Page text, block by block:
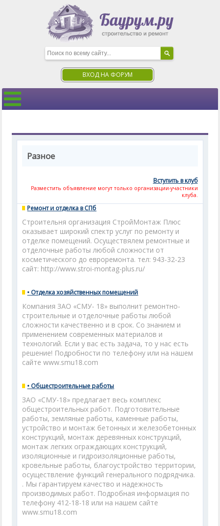
ВХОД НА ФОРУМ
Разное
Вступить в клуб
Разместить объявление могут только организации-участники
клуба.
Ремонт и отделка в СПб
Строительня организация СтройМонтаж Плюс
оказывает широкий спектр услуг по ремонту и
отделке помещений. Осуществялем ремонтные и
отделочные работы любой сложности от
косметического до евроремонта. тел: 943-32-23
сайт: http://www.stroi-montag-plus.ru/
• Отделка хозяйственных помещений
Компания ЗАО «СМУ- 18» выполнит ремонтно-
строительные и отделочные работы любой
сложности качественно и в срок. Со знанием и
применением современных материалов и
технологий. Если у вас есть задача, то у нас есть
решение! Подробности по телефону или на нашем
сайте www.smu18.com
• Общестроительные работы
ЗАО «СМУ-18» предлагает весь комплекс
общестроительных работ. Подготовительные
работы, земляные работы, каменные работы,
устройство и монтаж бетонных и железобетонных
конструкций, монтаж деревянных конструкций,
монтаж легких ограждающих конструкций,
изоляционные и гидроизоляционные работы,
кровельные работы, благоустройство территории,
осуществление функций генерального подрядчика.
. Мы гарантируем качество и надежность
производимых работ. Подробная информация по
телефону 412-18-18 или на нашем сайте
www.smu18.com